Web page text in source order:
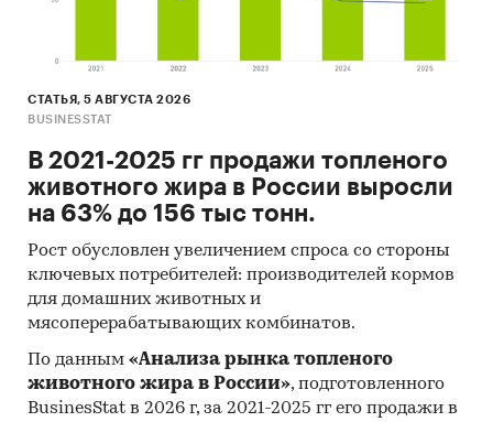
СТАТЬЯ, 5 АВГУСТА 2026
BUSINESSTAT
В 2021-2025 гг продажи топленого
животного жира в России выросли
на 63% до 156 тыс тонн.
Рост обусловлен увеличением спроса со стороны
ключевых потребителей: производителей кормов
для домашних животных и
мясоперерабатывающих комбинатов.
По данным «Анализа рынка топленого
животного жира в России», подготовленного
BusinesStat в 2026 г, за 2021-2025 гг его продажи в